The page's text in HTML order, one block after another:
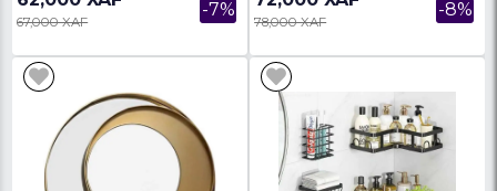
Lustre LED De Plafond ES2410006
Miroir Mural Rond
Doré ES2403082